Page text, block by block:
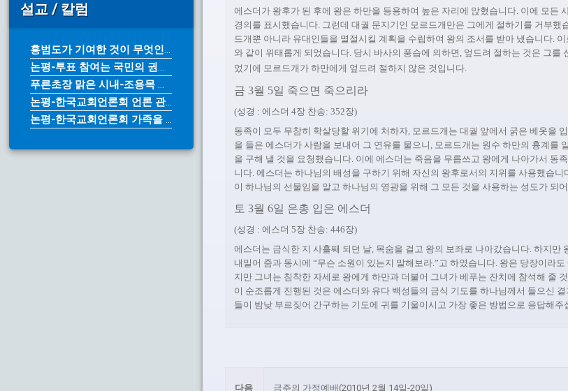
에스더가 왕후가 된 후에 왕은 하만을 등용하여 높은 자리에 앉혔습니다. 이에 모든
경의를 표시했습니다. 그런데 대궐 문지기인 모르드개만은 그에게 절하기를 거부했
드개뿐 아니라 유대인들을 멸절시킬 계획을 수립하여 왕의 조서를 받아 냈습니다.
와 같이 위태롭게 되었습니다. 당시 바사의 풍습에 의하면, 엎드려 절하는 것은 그를
었기에 모르드개가 하만에게 엎드려 절하지 않은 것입니다.
금 3월 5일 죽으면 죽으리라
(성경 : 에스더 4장 찬송: 352장)
동족이 모두 무참히 학살당할 위기에 처하자, 모르드개는 대궐 앞에서 굵은 베옷을
을 들은 에스더가 사람을 보내어 그 연유를 물으니, 모르드개는 원수 하만의 흉계를
을 구해 낼 것을 요청했습니다. 이에 에스더는 죽음을 무릅쓰고 왕에게 나아가서 동
니다. 에스더는 하나님의 배성을 구하기 위해 자신의 왕후로서의 지위를 사용했습니
이 하나님의 선물임을 알고 하나님의 영광을 위해 그 모든 것을 사용하는 성도가 되
토 3월 6일 은총 입은 에스더
(성경 : 에스더 5장 찬송: 446장)
에스더는 금식한 지 사흘째 되던 날, 목숨을 걸고 왕의 보좌로 나아갔습니다. 하지만
내밀어 줌과 동시에 “무슨 소원이 있는지 말해보라.”고 하였습니다. 왕은 당장이라
지만 그녀는 침착한 자세로 왕에게 하만과 더불어 그녀가 베푸는 잔치에 참석해 줄
이 순조롭게 진행된 것은 에스더와 유다 백성들의 금식 기도를 하나님께서 들으신
들이 밤낮 부르짖어 간구하는 기도에 귀를 기울이시고 가장 좋은 방법으로 응답해주
다음 금주의 가정예배(2010년 2월 14일-20일)
설교 / 칼럼
홍범도가 기여한 것이 무엇인가?-한국...
논평-투표 참여는 국민의 권리이자 의...
푸른초장 맑은 시내-조용목 목사
논평-한국교회언론회 언론 관계법 개...
논평-한국교회언론회 가족을 위한다며...